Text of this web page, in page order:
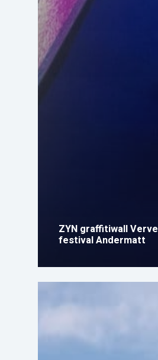
ZYN graffitiwall Verve
festival Andermatt